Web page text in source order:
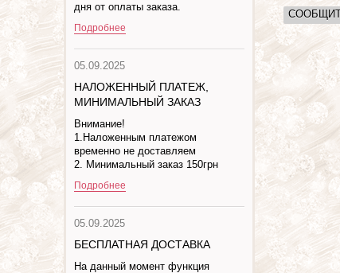
дня от оплаты заказа.
Подробнее
05.09.2025
НАЛОЖЕННЫЙ ПЛАТЕЖ,
МИНИМАЛЬНЫЙ ЗАКАЗ
Внимание!
1.Наложенным платежом
временно не доставляем
2. Минимальный заказ 150грн
Подробнее
05.09.2025
БЕСПЛАТНАЯ ДОСТАВКА
На данный момент функция